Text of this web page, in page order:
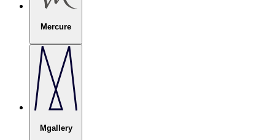
Mercure
Mgallery